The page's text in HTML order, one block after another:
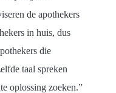
de apothekers
in huis, dus
die
taal spreken
oplossing zoeken.”